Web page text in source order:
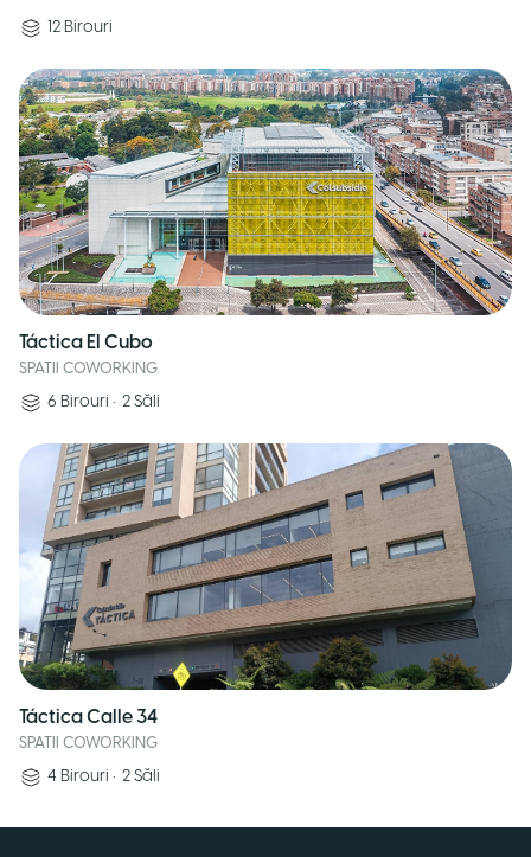
12 Birouri
Táctica El Cubo
SPATII COWORKING
6 Birouri • 2 Săli
Táctica Calle 34
SPATII COWORKING
4 Birouri • 2 Săli